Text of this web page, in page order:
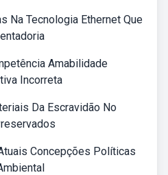
Na Tecnologia Ethernet Que
Amabilidade
Incorreta
Da Escravidão No
Concepções Políticas